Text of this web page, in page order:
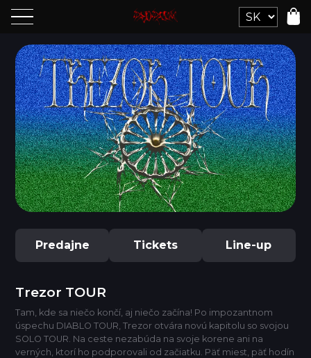
Predajne Tickets Line-up
Trezor TOUR
Tam, kde sa niečo končí, aj niečo začína! Po impozantnom
úspechu DIABLO TOUR, Trezor otvára novú kapitolu so svojou
SOLO TOUR. Na ceste nezabúda na svoje korene ani na
verných, ktorí ho podporovali od začiatku. Päť miest, päť hodín